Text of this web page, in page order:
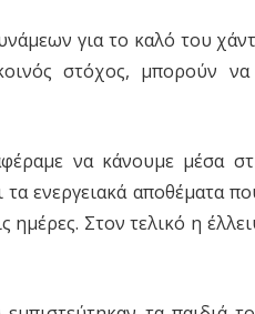
για το καλό του
στόχος, μπορούν
να κάνουμε μέσα
ενεργειακά αποθέματα
ημέρες. Στον τελικό η